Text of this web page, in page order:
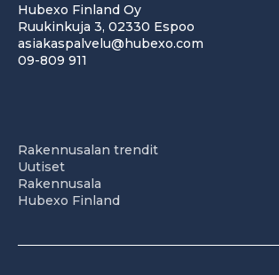
Hubexo Finland Oy
Ruukinkuja 3, 02330 Espoo
asiakaspalvelu@hubexo.com
09-809 911
Rakennusalan trendit
Uutiset
Rakennusala
Hubexo Finland